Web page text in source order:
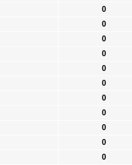
0
0
0
0
0
0
0
0
0
0
0